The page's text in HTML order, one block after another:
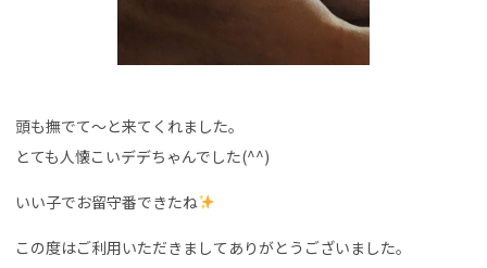
頭も撫でて～と来てくれました。
とても人懐こいデデちゃんでした(^^)
いい子でお留守番できたね
この度はご利用いただきましてありがとうございました。